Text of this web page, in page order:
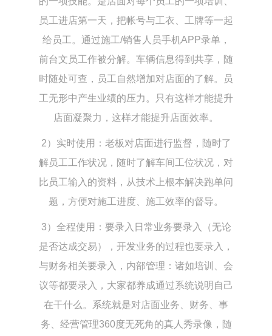
员工进店第一天，把帐号与工衣、工牌等一起
给员工。通过施工/销售人员手机APP录单，
前台文员工作被分解。车辆信息得到共享，随
时随处可查，员工自然增加对店面的了解。员
工无形中产生业绩的压力。只有这样才能提升
店面凝聚力，这样才能提升店面效率。
2）实时使用：老板对店面进行监督，随时了
解员工工作状况，随时了解车间工位状况，对
比员工输入的资料，从技术上根本解决跑单问
题，方便对施工进度、施工效率的督导。
3）全程使用：要录入日常业务要录入（无论
是否达成交易），开发业务的过程也要录入，
与财务相关要录入，内部管理：诸如培训、会
议等都要录入，大家都养成通过系统说明自己
在干什么。系统就是对店面业务、财务、事
务、经营管理360度无死角的真人秀录像，随